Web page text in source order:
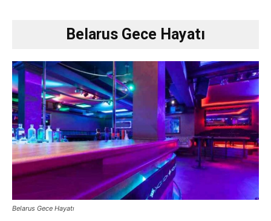
Belarus Gece Hayatı
Belarus Gece Hayatı